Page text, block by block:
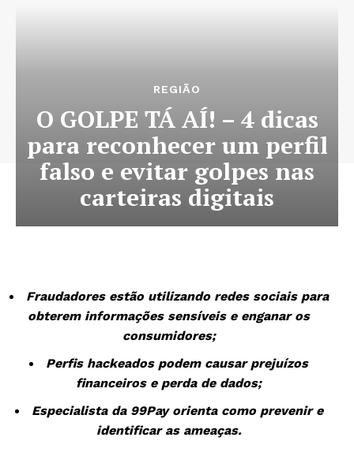
REGIÃO
O GOLPE TÁ AÍ! – 4 dicas
para reconhecer um perfil
falso e evitar golpes nas
carteiras digitais
Fraudadores estão utilizando redes sociais para
obterem informações sensíveis e enganar os
consumidores;
Perfis hackeados podem causar prejuízos
financeiros e perda de dados;
Especialista da 99Pay orienta como prevenir e
identificar as ameaças.